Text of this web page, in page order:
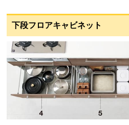
下段フロアキャビネット